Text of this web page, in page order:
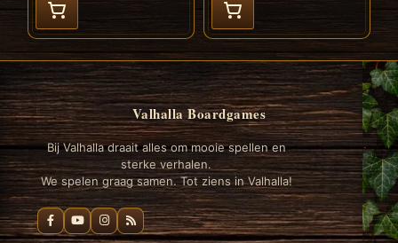
Valhalla Boardgames
Bij Valhalla draait alles om mooie spellen en
sterke verhalen.
We spelen graag samen. Tot ziens in Valhalla!